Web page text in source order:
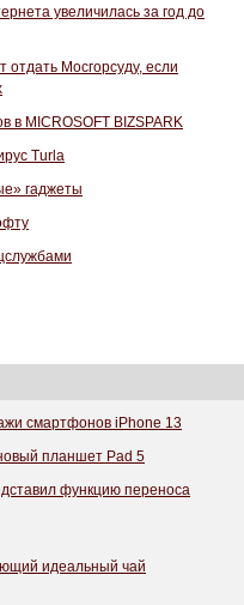
увеличилась за год до
отдать Мосгорсуду, если
в MICROSOFT BIZSPARK
Turla
гаджеты
смартфонов iPhone 13
планшет Pad 5
функцию переноса
идеальный чай